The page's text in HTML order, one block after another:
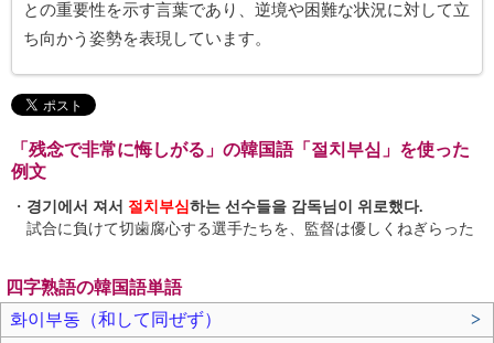
との重要性を示す言葉であり、逆境や困難な状況に対して立
ち向かう姿勢を表現しています。
「残念で非常に悔しがる」の韓国語「절치부심」を使った
例文
・ 경기에서 져서 절치부심하는 선수들을 감독님이 위로했다.
試合に負けて切歯腐心する選手たちを、監督は優しくねぎらった
四字熟語の韓国語単語
화이부동（和して同ぜず）
>